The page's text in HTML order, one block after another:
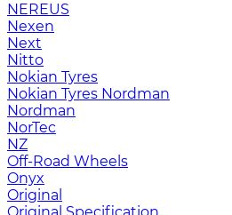
NEREUS
Nexen
Next
Nitto
Nokian Tyres
Nokian Tyres Nordman
Nordman
NorTec
NZ
Off-Road Wheels
Onyx
Original